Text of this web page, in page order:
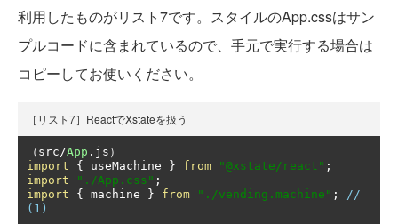
利用したものがリスト7です。スタイルのApp.cssはサン
プルコードに含まれているので、手元で実行する場合は
コピーしてお使いください。
［リスト7］ReactでXstateを扱う
（ src/App . js ）
import
{ useMachine } from "@xstate/react" ;
import
"./App.css" ;
import
{ machine } from "./vending.machine" ;
//
(1)